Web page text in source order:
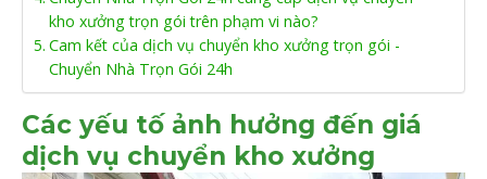
kho xưởng trọn gói trên phạm vi nào?
Cam kết của dịch vụ chuyển kho xưởng trọn gói -
Chuyển Nhà Trọn Gói 24h
Các yếu tố ảnh hưởng đến giá
dịch vụ chuyển kho xưởng